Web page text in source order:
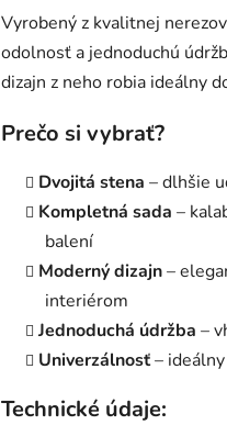
Vyrobený z kvalitnej
odolnosť a jednoduchú
dizajn z neho robia ideálny
Prečo si vybrať?
Dvojitá stena – dlhšie
Kompletná sada –
balení
Moderný dizajn–
interiérom
Jednoduchá údržba –
Univerzálnosť– ideálny
Technické údaje: